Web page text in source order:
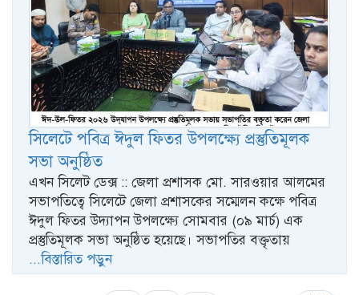
সিলেটে পবিত্র ঈদুল ফিতর উপলক্ষ্যে প্রস্তুতিমূলক
সভা অনুষ্ঠিত
এখন সিলেট ডেক্স :: জেলা প্রশাসক মো. সারওয়ার আলমের
সভাপতিত্বে সিলেটে জেলা প্রশাসকের সম্মেলন কক্ষে পবিত্র
ঈদুল ফিতর উদ্যাপন উপলক্ষ্যে সোমবার (০৯ মার্চ) এক
প্রস্তুতিমূলক সভা অনুষ্ঠিত হয়েছে। সভাপতির বক্তৃতায়
...বিস্তারিত পড়ুন